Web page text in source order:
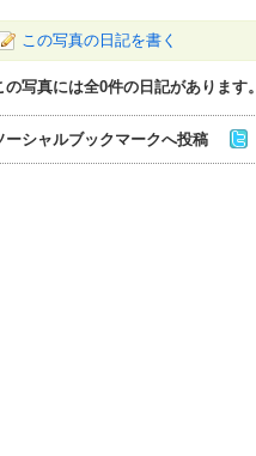
この写真の日記を書く
の写真には全0件の日記があります。
ーシャルブックマークへ投稿